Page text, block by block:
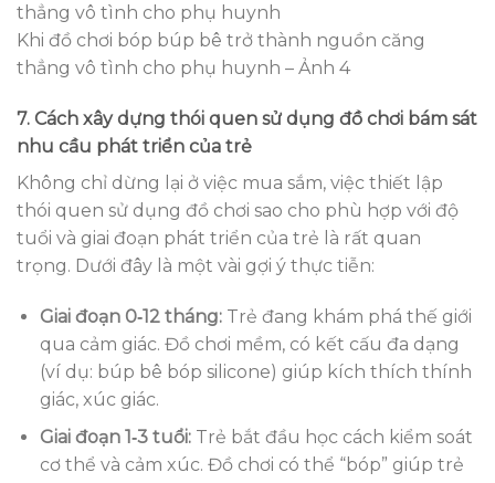
Khi đồ chơi bóp búp bê trở thành nguồn căng
thẳng vô tình cho phụ huynh – Ảnh 4
7. Cách xây dựng thói quen sử dụng đồ chơi bám sát
nhu cầu phát triển của trẻ
Không chỉ dừng lại ở việc mua sắm, việc thiết lập
thói quen sử dụng đồ chơi sao cho phù hợp với độ
tuổi và giai đoạn phát triển của trẻ là rất quan
trọng. Dưới đây là một vài gợi ý thực tiễn:
Giai đoạn 0‑12 tháng:Trẻ đang khám phá thế giới
qua cảm giác. Đồ chơi mềm, có kết cấu đa dạng
(ví dụ: búp bê bóp silicone) giúp kích thích thính
giác, xúc giác.
Giai đoạn 1‑3 tuổi:Trẻ bắt đầu học cách kiểm soát
cơ thể và cảm xúc. Đồ chơi có thể “bóp” giúp trẻ